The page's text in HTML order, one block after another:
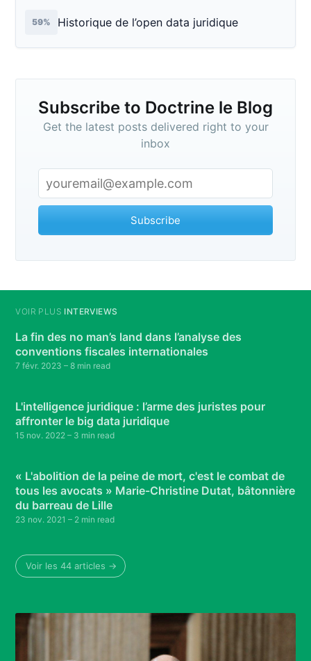
59% Historique de l’open data juridique
Subscribe to Doctrine le Blog
Get the latest posts delivered right to your
inbox
Subscribe
VOIR PLUS INTERVIEWS
La fin des no man’s land dans l’analyse des
conventions fiscales internationales
7 févr. 2023 – 8 min read
L'intelligence juridique : l’arme des juristes pour
affronter le big data juridique
15 nov. 2022 – 3 min read
« L'abolition de la peine de mort, c'est le combat de
tous les avocats » Marie-Christine Dutat, bâtonnière
du barreau de Lille
23 nov. 2021 – 2 min read
Voir les 44 articles →